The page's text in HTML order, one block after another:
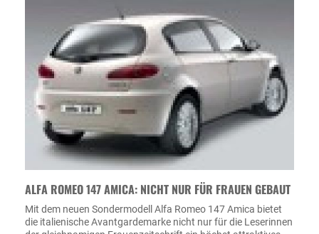
ALFA ROMEO 147 AMICA: NICHT NUR FÜR FRAUEN GEBAUT
Mit dem neuen Sondermodell Alfa Romeo 147 Amica bietet
die italienische Avantgardemarke nicht nur für die Leserinnen